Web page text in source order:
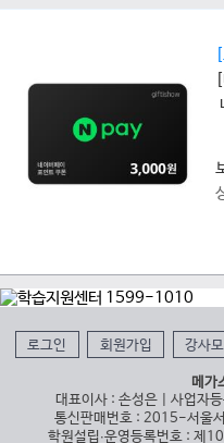
로그인 회원가입 강사
메가
대표이사 : 손성은 | 사업
통신판매번호 : 2015-서울
학원설립∙운영등록번호 : 제